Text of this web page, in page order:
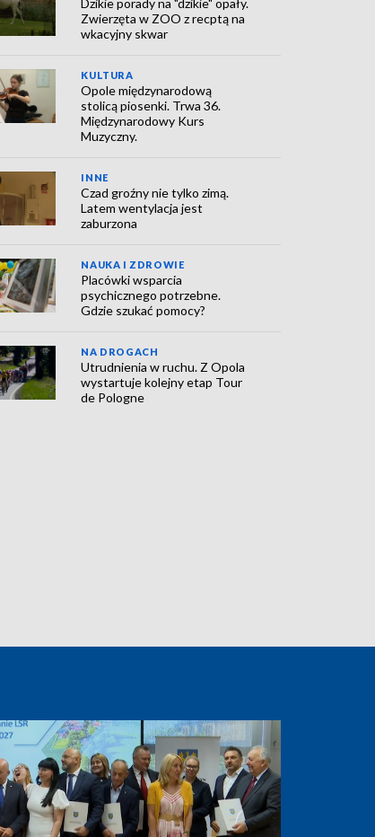
Zwierzęta w ZOO z recptą na
wkacyjny skwar
KULTURA
Opole międzynarodową
stolicą piosenki. Trwa 36.
Międzynarodowy Kurs
Muzyczny.
INNE
Czad groźny nie tylko zimą.
Latem wentylacja jest
zaburzona
NAUKA I ZDROWIE
Placówki wsparcia
psychicznego potrzebne.
Gdzie szukać pomocy?
NA DROGACH
Utrudnienia w ruchu. Z Opola
wystartuje kolejny etap Tour
de Pologne